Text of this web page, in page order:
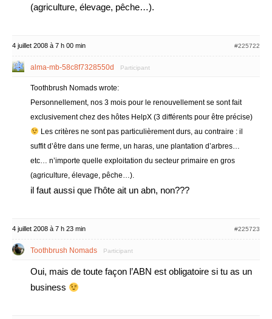
(agriculture, élevage, pêche…).
4 juillet 2008 à 7 h 00 min #225722
alma-mb-58c8f7328550d Participant
Toothbrush Nomads wrote:
Personnellement, nos 3 mois pour le renouvellement se sont fait
exclusivement chez des hôtes HelpX (3 différents pour être précise)
Les critères ne sont pas particulièrement durs, au contraire : il
suffit d’être dans une ferme, un haras, une plantation d’arbres…
etc… n’importe quelle exploitation du secteur primaire en gros
(agriculture, élevage, pêche…).
il faut aussi que l’hôte ait un abn, non???
4 juillet 2008 à 7 h 23 min #225723
Toothbrush Nomads Participant
Oui, mais de toute façon l’ABN est obligatoire si tu as un
business